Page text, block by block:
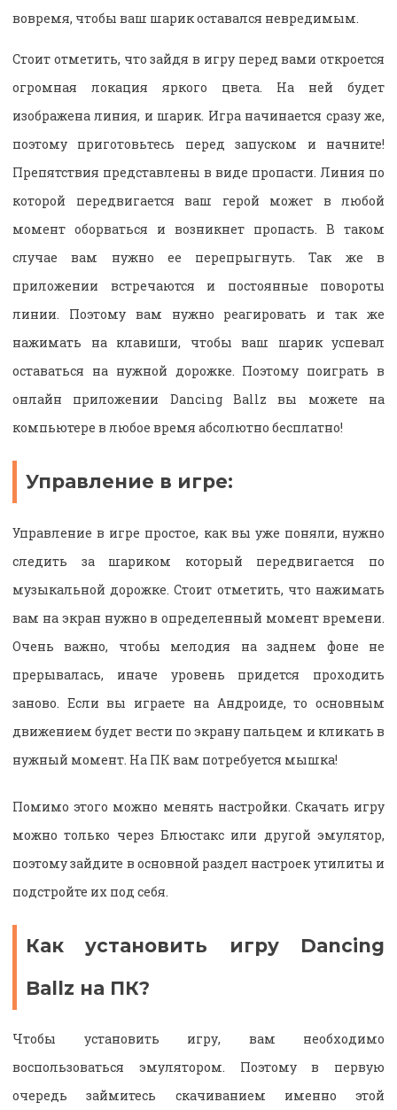
вовремя, чтобы ваш шарик оставался невредимым.
Стоит отметить, что зайдя в игру перед вами откроется
огромная локация яркого цвета. На ней будет
изображена линия, и шарик. Игра начинается сразу же,
поэтому приготовьтесь перед запуском и начните!
Препятствия представлены в виде пропасти. Линия по
которой передвигается ваш герой может в любой
момент оборваться и возникнет пропасть. В таком
случае вам нужно ее перепрыгнуть. Так же в
приложении встречаются и постоянные повороты
линии. Поэтому вам нужно реагировать и так же
нажимать на клавиши, чтобы ваш шарик успевал
оставаться на нужной дорожке. Поэтому поиграть в
онлайн приложении Dancing Ballz вы можете на
компьютере в любое время абсолютно бесплатно!
Управление в игре:
Управление в игре простое, как вы уже поняли, нужно
следить за шариком который передвигается по
музыкальной дорожке. Стоит отметить, что нажимать
вам на экран нужно в определенный момент времени.
Очень важно, чтобы мелодия на заднем фоне не
прерывалась, иначе уровень придется проходить
заново. Если вы играете на Андроиде, то основным
движением будет вести по экрану пальцем и кликать в
нужный момент. На ПК вам потребуется мышка!
Помимо этого можно менять настройки. Скачать игру
можно только через Блюстакс или другой эмулятор,
поэтому зайдите в основной раздел настроек утилиты и
подстройте их под себя.
Как установить игру Dancing
Ballz на ПК?
Чтобы установить игру, вам необходимо
воспользоваться эмулятором. Поэтому в первую
очередь займитесь скачиванием именно этой